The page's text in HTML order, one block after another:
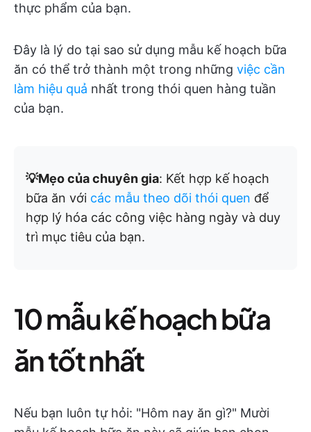
thực phẩm của bạn.
Đây là lý do tại sao sử dụng mẫu kế hoạch bữa
ăn có thể trở thành một trong những việc cần
làm hiệu quả nhất trong thói quen hàng tuần
của bạn.
💡Mẹo của chuyên gia: Kết hợp kế hoạch
bữa ăn với các mẫu theo dõi thói quen để
hợp lý hóa các công việc hàng ngày và duy
trì mục tiêu của bạn.
10 mẫu kế hoạch bữa
ăn tốt nhất
Nếu bạn luôn tự hỏi: "Hôm nay ăn gì?" Mười